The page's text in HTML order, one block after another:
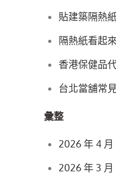
貼建築隔熱
隔熱紙看起
香港保健品
台北當舖常
彙整
2026 年 4 月
2026 年 3 月